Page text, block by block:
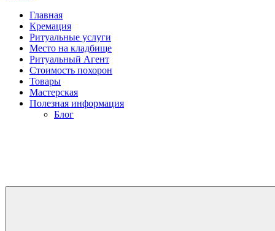
Главная
Кремация
Ритуальные услуги
Место на кладбище
Ритуальный Агент
Стоимость похорон
Товары
Мастерская
Полезная информация
Блог